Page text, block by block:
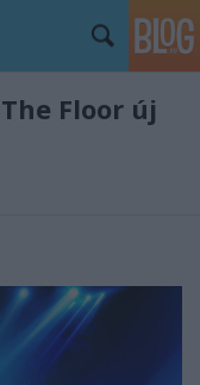
Floor új